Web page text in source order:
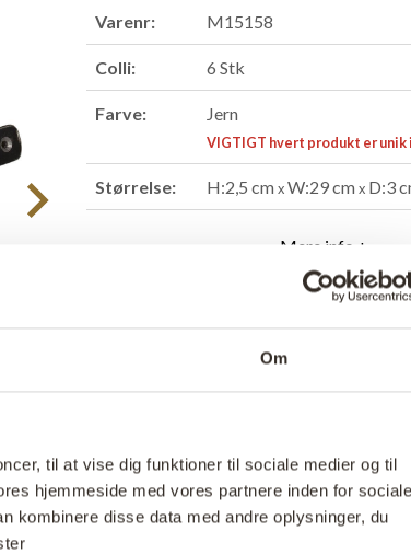
Om
til at vise dig funktioner til sociale medier og til
hjemmeside med vores partnere inden for sociale
kombinere disse data med andre oplysninger, du
Varenr: M15158
Colli: 6 Stk
Farve: Jern
VIGTIGT hvert produkt er unik
Størrelse: H:2,5 cm xW:29 cm x D:3
Mere info +
B2B Login
Produktbeskrivelse
En enkel og rå knage med 3 kroge i
industrielle overflade giver et autentisk
perfekt til både moderne og rustikke rum.
nøgler og jakker, i køkkenet til
badeværelset til håndklæder. Modellen